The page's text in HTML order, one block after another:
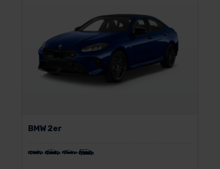
BMW 2er